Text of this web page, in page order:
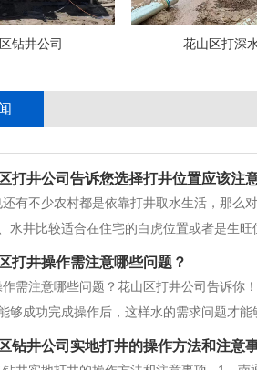
钻井公司 花山区打深
打井公司告诉您选择打井位置应该注
有不少农村都是依靠打井取水生活，那么
井比较适合在住宅的白虎位置或者是生旺
不便； 2、选择的土质也须要保持干净，不
打井操作需注意哪些问题？
需注意哪些问题？花山区打井公司告诉你
够成功完成操作后，这样水的需求问题才
问题，才能够使得每一个部分都操作的更好
井径方面则是存在着不同的，能够根据
钻井公司实地打井的操作方法和注意